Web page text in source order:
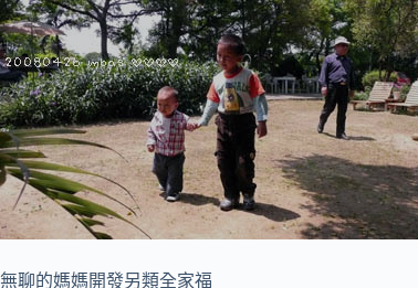
無聊的媽媽開發另類全家福